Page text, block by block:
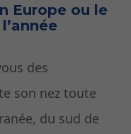
Europe ou le
des
son nez toute
du sud de